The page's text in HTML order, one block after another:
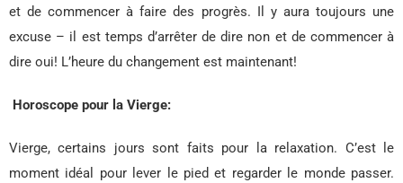
et de commencer à faire des progrès. Il y aura toujours une
excuse – il est temps d’arrêter de dire non et de commencer à
dire oui! L’heure du changement est maintenant!
Horoscope pour la Vierge:
Vierge, certains jours sont faits pour la relaxation. C’est le
moment idéal pour lever le pied et regarder le monde passer.